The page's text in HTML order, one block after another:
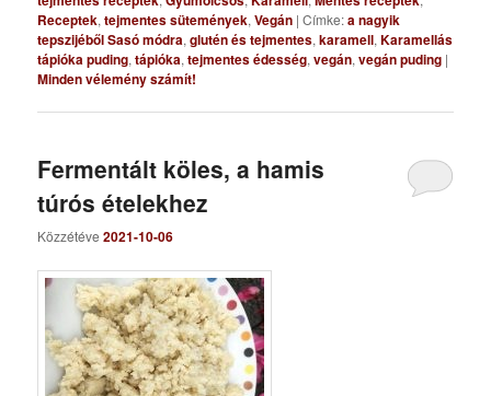
Receptek,tejmentes sütemények,Vegán |Címke:a nagyik
tepszijéből Sasó módra,glutén és tejmentes,karamell,Karamellás
tápióka puding,tápióka,tejmentes édesség,vegán,vegán puding |
Minden vélemény számít!
Fermentált köles, a hamis
túrós ételekhez
Közzétéve2021-10-06